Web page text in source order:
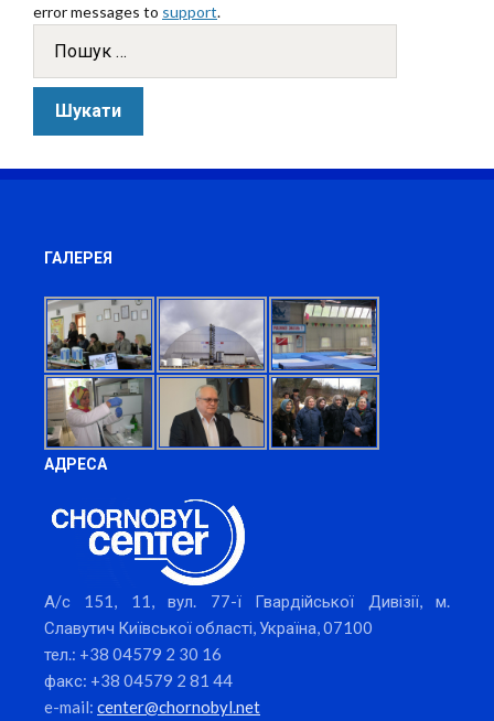
error messages to support.
ГАЛЕРЕЯ
АДРЕСА
А/с 151, 11, вул. 77-ї Гвардійської Дивізії, м.
Славутич Київської області, Україна, 07100
тел.: +38 04579 2 30 16
факс: +38 04579 2 81 44
e-mail: center@chornobyl.net